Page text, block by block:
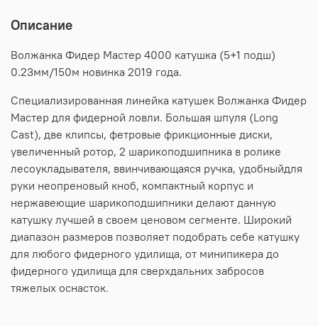
Описание
Волжанка Фидер Мастер 4000 катушка (5+1 подш)
0.23мм/150м новинка 2019 года.
Специализированная линейка катушек Волжанка Фидер
Мастер для фидерной ловли. Большая шпуля (Long
Cast), две клипсы, фетровые фрикционные диски,
увеличенный ротор, 2 шарикоподшипника в ролике
лесоукладывателя, ввинчивающаяся ручка, удобныйдля
руки неопреновый кноб, компактный корпус и
нержавеющие шарикоподшипники делают данную
катушку лучшей в своем ценовом сегменте. Широкий
диапазон размеров позволяет подобрать себе катушку
для любого фидерного удилища, от минипикера до
фидерного удилища для сверхдальних забросов
тяжелых оснасток.